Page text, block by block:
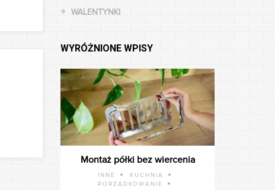
WALENTYNKI
WYRÓŻNIONE WPISY
Montaż półki bez wiercenia
INNE
KUCHNIA
PORZĄDKOWANIE